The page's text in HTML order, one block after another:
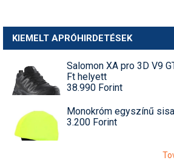
KIEMELT APRÓHIRDETÉSEK
Salomon XA pro 3D V9
Ft helyett
38.990 Forint
Monokróm egyszínű
3.200 Forint